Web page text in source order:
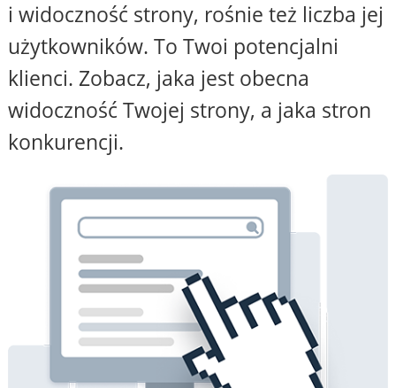
i widoczność strony, rośnie też liczba jej
użytkowników. To Twoi potencjalni
klienci. Zobacz, jaka jest obecna
widoczność Twojej strony, a jaka stron
konkurencji.